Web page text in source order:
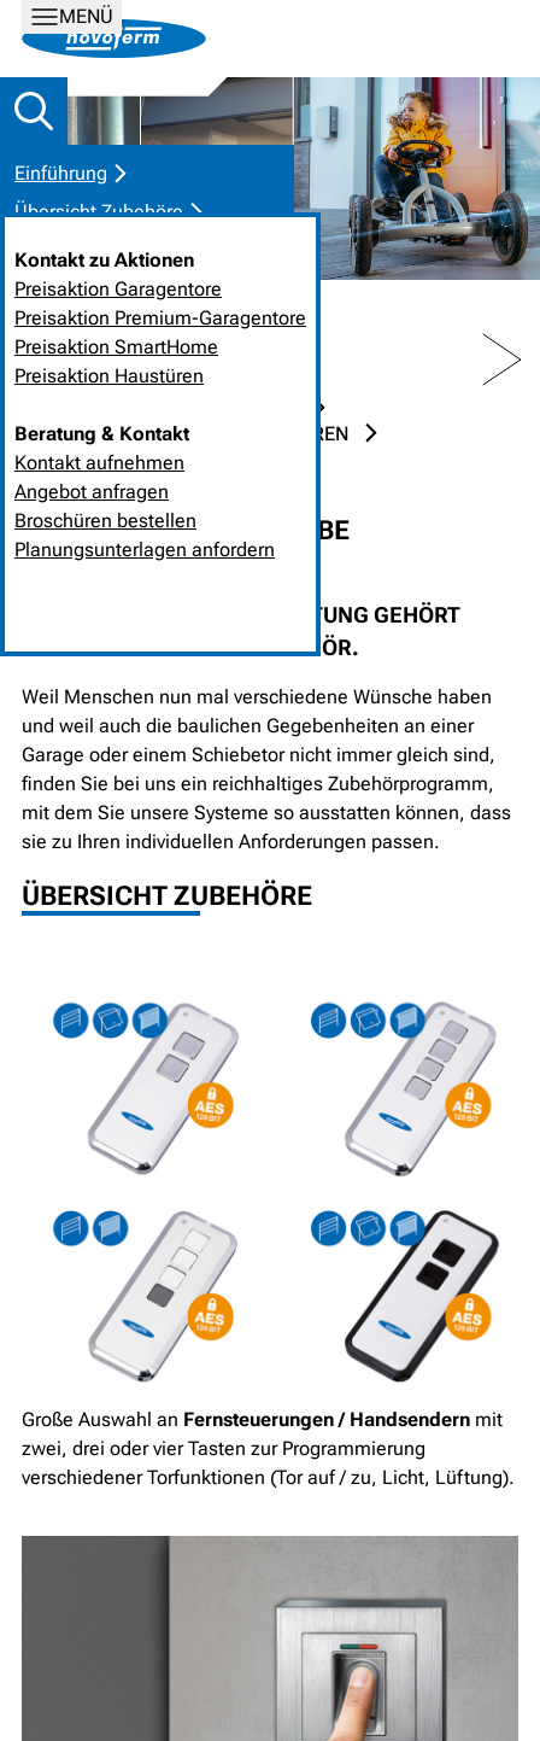
MENÜ
Einführung
Übersicht Zubehöre
Zubehöre im Detail
Einsatz & Nutzen
Inspirationen
Einlernen & Programmierung
Kontakt
Kontakt zu Aktionen
Preisaktion Garagentore
Preisaktion Premium-Garagentore
Preisaktion SmartHome
Preisaktion Haustüren
Beratung & Kontakt
Kontakt aufnehmen
Angebot anfragen
Broschüren bestellen
Planungsunterlagen anfordern
PREV NEXT
GARAGENTOR-SYSTEME UND TÜREN
ZUBEHÖR FÜR ANTRIEBE
ZUBEHÖRE FÜR ANTRIEBE
ZU EINER WUNSCHAUSSTATTUNG GEHÖRT
AUCH DAS PASSENDE ZUBEHÖR.
Weil Menschen nun mal verschiedene Wünsche haben
und weil auch die baulichen Gegebenheiten an einer
Garage oder einem Schiebetor nicht immer gleich sind,
finden Sie bei uns ein reichhaltiges Zubehörprogramm,
mit dem Sie unsere Systeme so ausstatten können, dass
sie zu Ihren individuellen Anforderungen passen.
ÜBERSICHT ZUBEHÖRE
Große Auswahl an Fernsteuerungen / Handsendern mit
zwei, drei oder vier Tasten zur Programmierung
verschiedener Torfunktionen (Tor auf / zu, Licht, Lüftung).